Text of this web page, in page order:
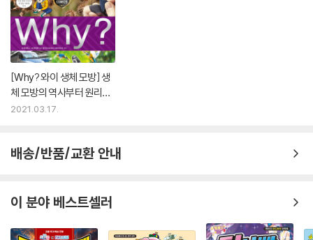
[Why? 와이 생체 모방] 생
체 모방의 역사부터 원리와
개념
2021.03.17.
배송/반품/교환 안내
이 분야 베스트셀러